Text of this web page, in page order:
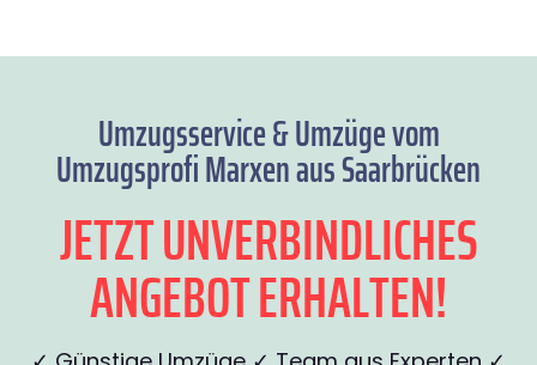
Umzugsservice & Umzüge vom
Umzugsprofi Marxen aus Saarbrücken
JETZT UNVERBINDLICHES
ANGEBOT ERHALTEN!